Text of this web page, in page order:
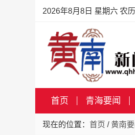
2026年8月8日 星期六 农
首页 青海要闻
现在的位置： 首页 / 黄南要